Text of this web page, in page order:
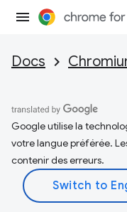
Docs
Google utilise la
votre langue préférée.
contenir des erreurs.